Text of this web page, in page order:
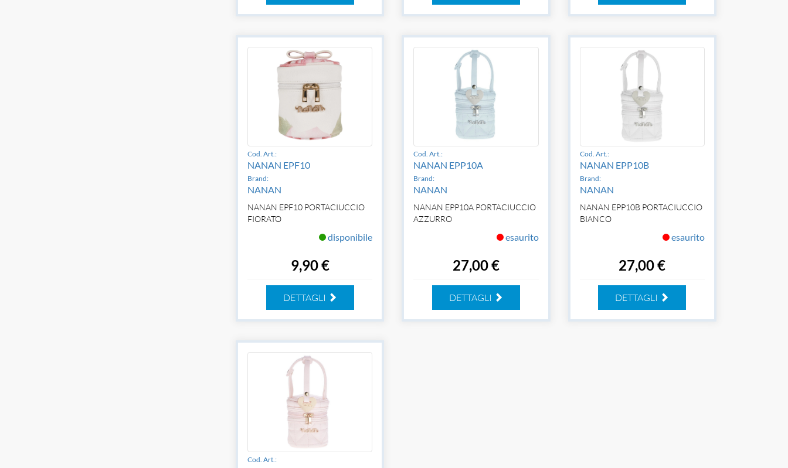
Cod. Art.:
NANAN EPF10
Brand:
NANAN
NANAN EPF10 PORTACIUCCIO
FIORATO
disponibile
9,90 €
DETTAGLI
Cod. Art.:
NANAN EPP10A
Brand:
NANAN
NANAN EPP10A PORTACIUCCIO
AZZURRO
esaurito
27,00 €
DETTAGLI
Cod. Art.:
NANAN EPP10B
Brand:
NANAN
NANAN EPP10B PORTACIUCCIO
BIANCO
esaurito
27,00 €
DETTAGLI
Cod. Art.: